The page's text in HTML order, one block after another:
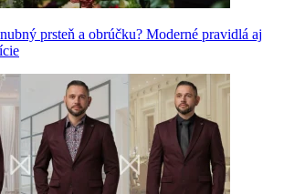
prsteň a obrúčku? Moderné pravidlá aj